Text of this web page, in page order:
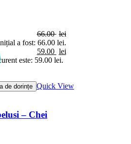
66.00 lei
a fost: 66.00 lei.
59.00 lei
este: 59.00 lei.
de dorințe Quick View
– Chei